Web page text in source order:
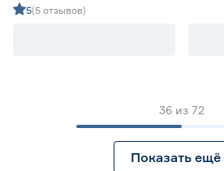
дневной 5 м Geniled
5(5 отзывов)
36 из 72
Показать ещё